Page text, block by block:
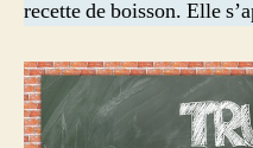
recette de boisson. Elle